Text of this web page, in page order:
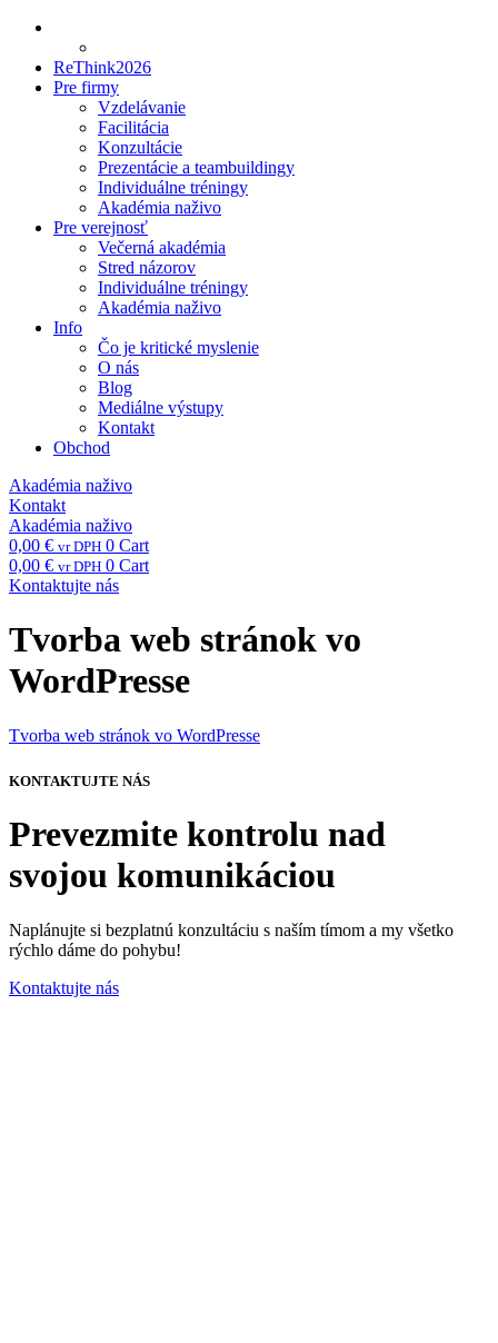
ReThink2026
Pre firmy
Vzdelávanie
Facilitácia
Konzultácie
Prezentácie a teambuildingy
Individuálne tréningy
Akadémia naživo
Pre verejnosť
Večerná akadémia
Stred názorov
Individuálne tréningy
Akadémia naživo
Info
Čo je kritické myslenie
O nás
Blog
Mediálne výstupy
Kontakt
Obchod
Akadémia naživo
Kontakt
Akadémia naživo
0,00 € vr DPH 0 Cart
0,00 € vr DPH 0 Cart
Kontaktujte nás
Tvorba web stránok vo
WordPresse
Tvorba web stránok vo WordPresse
KONTAKTUJTE NÁS
Prevezmite kontrolu nad
svojou komunikáciou
Naplánujte si bezplatnú konzultáciu s naším tímom a my všetko
rýchlo dáme do pohybu!
Kontaktujte nás